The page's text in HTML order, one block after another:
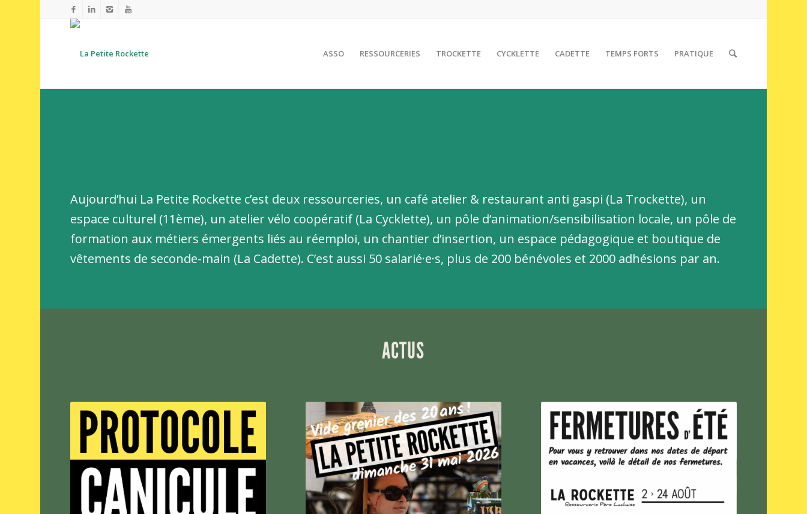
ASSO RESSOURCERIES TROCKETTE CYCKLETTE CADETTE TEMPS FORTS PRATIQUE
Aujourd’hui La Petite Rockette c’est deux ressourceries, un café atelier & restaurant anti gaspi (La Trockette), un
espace culturel (11ème), un atelier vélo coopératif (La Cycklette), un pôle d’animation/sensibilisation locale, un pôle de
formation aux métiers émergents liés au réemploi, un chantier d’insertion, un espace pédagogique et boutique de
vêtements de seconde-main (La Cadette). C’est aussi 50 salarié·e·s, plus de 200 bénévoles et 2000 adhésions par an.
ACTUS